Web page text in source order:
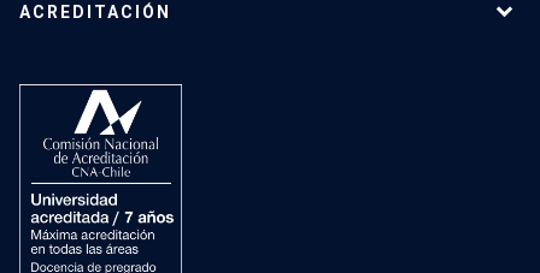
ACREDITACIÓN